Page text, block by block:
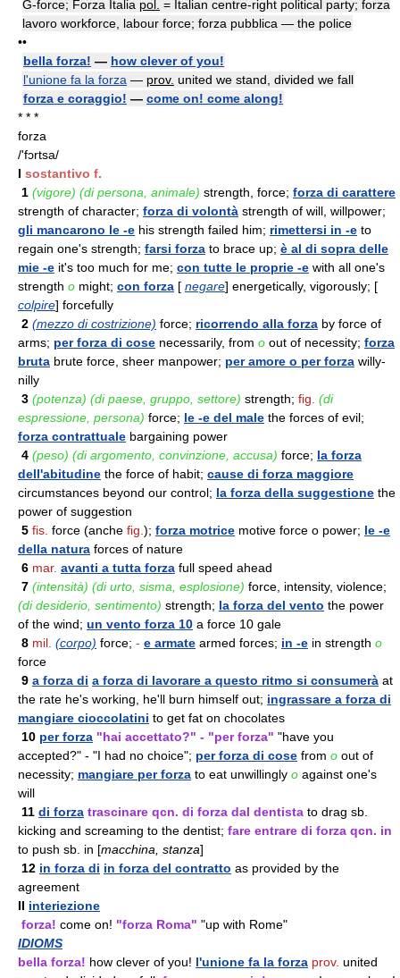
G-force; Forza Italia pol. = Italian centre-right political party; forza
lavoro workforce, labour force; forza pubblica — the police
••
bella forza! — how clever of you!
l'unione fa la forza — prov. united we stand, divided we fall
forza e coraggio! — come on! come along!
* * *
forza
/'fɔrtsa/
I sostantivo f.
1 (vigore) (di persona, animale) strength, force; forza di carattere
strength of character; forza di volontà strength of will, willpower;
gli mancarono le -e his strength failed him; rimettersi in -e to
regain one's strength; farsi forza to brace up; è al di sopra delle
mie -e it's too much for me; con tutte le proprie -e with all one's
strength o might; con forza [ negare] energetically, vigorously; [
colpire] forcefully
2 (mezzo di costrizione) force; ricorrendo alla forza by force of
arms; per forza di cose necessarily, from o out of necessity; forza
bruta brute force, sheer manpower; per amore o per forza willy-
nilly
3 (potenza) (di paese, gruppo, settore) strength; fig. (di
espressione, persona) force; le -e del male the forces of evil;
forza contrattuale bargaining power
4 (peso) (di argomento, convinzione, accusa) force; la forza
dell'abitudine the force of habit; cause di forza maggiore
circumstances beyond our control; la forza della suggestione the
power of suggestion
5 fis. force (anche fig. ); forza motrice motive force o power; le -e
della natura forces of nature
6 mar. avanti a tutta forza full speed ahead
7 (intensità) (di urto, sisma, esplosione) force, intensity, violence;
(di desiderio, sentimento) strength; la forza del vento the power
of the wind; un vento forza 10 a force 10 gale
8 mil. (corpo) force; - e armate armed forces; in -e in strength o
force
9 a forza di a forza di lavorare a questo ritmo si consumerà at
the rate he's working, he'll burn himself out; ingrassare a forza di
mangiare cioccolatini to get fat on chocolates
10 per forza "hai accettato?" - "per forza" "have you
accepted?" - "I had no choice"; per forza di cose from o out of
necessity; mangiare per forza to eat unwillingly o against one's
will
11 di forza trascinare qcn. di forza dal dentista to drag sb.
kicking and screaming to the dentist; fare entrare di forza qcn. in
to push sb. in [macchina, stanza]
12 in forza di in forza del contratto as provided by the
agreement
II interiezione
forza! come on! "forza Roma" "up with Rome"
IDIOMS
bella forza! how clever of you! l'unione fa la forza prov. united